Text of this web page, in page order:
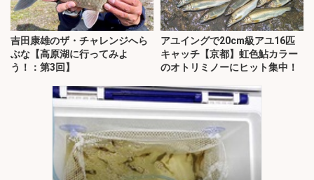
吉田康雄のザ・チャレンジへら
ぶな【高原湖に行ってみよ
う！：第3回】
アユイングで20cm級アユ16匹
キャッチ【京都】虹色鮎カラー
のオトリミノーにヒット集中！